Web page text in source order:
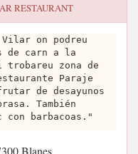
RESTAURANT
on podreu
de carn a la
zona de
Paraje
de desayunos
También
barbacoas."
Blanes